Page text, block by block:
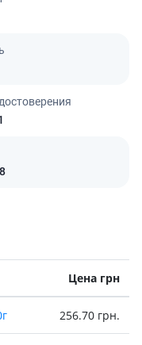
Цена грн
256.70 грн.